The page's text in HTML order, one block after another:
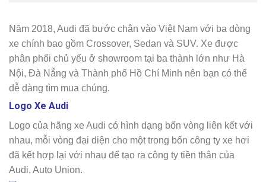
Năm 2018, Audi đã bước chân vào Việt Nam với ba dòng
xe chính bao gồm Crossover, Sedan và SUV. Xe được
phân phối chủ yếu ở showroom tại ba thành lớn như Hà
Nội, Đà Nẵng và Thành phố Hồ Chí Minh nên bạn có thể
dễ dàng tìm mua chúng.
Logo Xe Audi
Logo của hãng xe Audi có hình dạng bốn vòng liên kết với
nhau, mỗi vòng đại diện cho một trong bốn công ty xe hơi
đã kết hợp lại với nhau để tạo ra công ty tiền thân của
Audi, Auto Union.